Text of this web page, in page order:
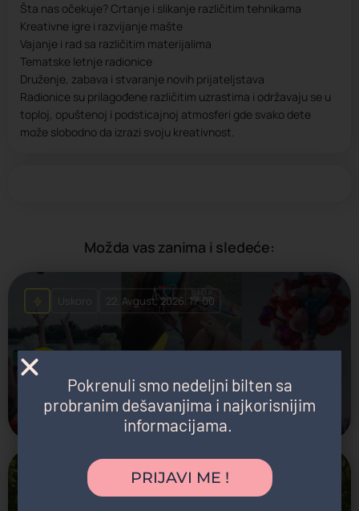
Šta nas očekuje? Crtanje i slikanje različitim tehnikama
Kreativne igre i razvijanje mašte
Vajanje i rad sa različitim materijalima
Tematske letnje radionice
Druženje, zabava i stvaranje novih prijateljstava
Radionice su prilagođene različitim uzrastima i održavaju se u
toploj, opuštenoj i podsticajnoj atmosferi gde svako dete
može slobodno da izrazi svoju kreativnost.
Možda vas zanima i sledeće:
Ljubav festival za celu porodicu - Dečija zona by
Luka Beograd
Cena: 3 sms poruke
Festival, Radionica
Uskoro 22. Avgust, 2026. 17:00
8. Avgust, 2026. 19:00
Pokrenuli smo nedeljni bilten sa
probranim dešavanjima i najkorisnijim
informacijama.
PRIJAVI ME !